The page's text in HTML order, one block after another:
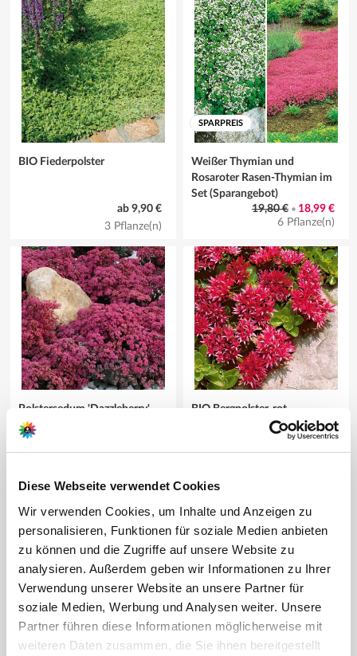
Diese Webseite verwendet Cookies
Wir verwenden Cookies, um Inhalte und Anzeigen zu
personalisieren, Funktionen für soziale Medien anbieten
zu können und die Zugriffe auf unsere Website zu
analysieren. Außerdem geben wir Informationen zu Ihrer
Verwendung unserer Website an unsere Partner für
soziale Medien, Werbung und Analysen weiter. Unsere
Partner führen diese Informationen möglicherweise mit
weiteren Daten zusammen, die Sie ihnen bereitgestellt
BIO Fiederpolster
ab 9,90 €
3 Pflanze(n)
SPARPREIS
Weißer Thymian und
Rosaroter Rasen-Thymian im
Set (Sparangebot)
19,80 € • 18,99 €
6 Pflanze(n)
Polstersedum 'Dazzleberry'
13,80 €
BIO Bergpolster, rot
10,50 €